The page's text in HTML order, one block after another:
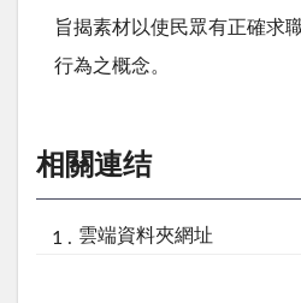
旨揭素材以使民眾有正確求
行為之概念。
相關連结
雲端資料夾網址